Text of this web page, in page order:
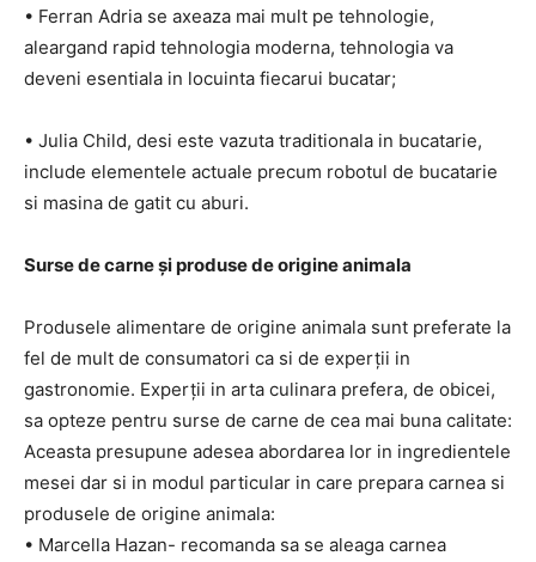
• Ferran Adria se axeaza mai mult pe tehnologie,
aleargand rapid tehnologia moderna, tehnologia va
deveni esentiala in locuinta fiecarui bucatar;
• Julia Child, desi este vazuta traditionala in bucatarie,
include elementele actuale precum robotul de bucatarie
si masina de gatit cu aburi.
Surse de carne și produse de origine animala
Produsele alimentare de origine animala sunt preferate la
fel de mult de consumatori ca si de experții in
gastronomie. Experții in arta culinara prefera, de obicei,
sa opteze pentru surse de carne de cea mai buna calitate:
Aceasta presupune adesea abordarea lor in ingredientele
mesei dar si in modul particular in care prepara carnea si
produsele de origine animala:
• Marcella Hazan- recomanda sa se aleaga carnea